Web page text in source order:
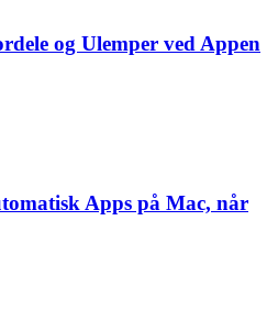
og Ulemper ved Appen
Apps på Mac, når